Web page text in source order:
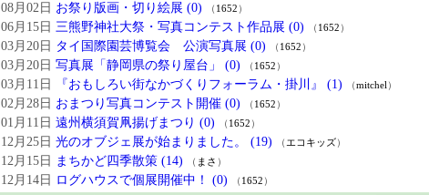
08月02日 お祭り版画・切り絵展 (0) （ 1652 ）
06月15日 三熊野神社大祭・写真コンテスト作品展 (0) （ 1652 ）
03月20日 タイ国際園芸博覧会 公演写真展 (0) （ 1652 ）
03月20日 写真展「静岡県の祭り屋台」 (0) （ 1652 ）
03月11日 『おもしろい街なかづくりフォーラム・掛川』 (1) （mitchel ）
02月28日 おまつり写真コンテスト開催 (0) （ 1652 ）
01月11日 遠州横須賀凧揚げまつり (0) （ 1652 ）
12月25日 光のオブジェ展が始まりました。 (19) （ エコキッズ）
12月15日 まちかど四季散策 (14) （ まさ ）
12月14日 ログハウスで個展開催中！ (0) （ 1652 ）